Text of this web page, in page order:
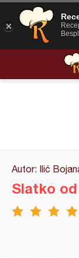
Autor: Ilić
Slatko od